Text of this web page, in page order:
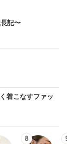
記〜
着こなすファッ
8